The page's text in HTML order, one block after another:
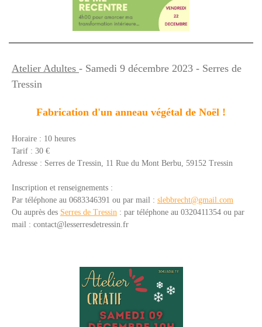
Atelier Adultes - Samedi 9 décembre 2023 - Serres de
Tressin
Fabrication d'un anneau végétal de Noël !
Horaire : 10 heures
Tarif : 30 €
Adresse : Serres de Tressin, 11 Rue du Mont Berbu, 59152 Tressin
Inscription et renseignements :
Par téléphone au 0683346391 ou par mail : slebbrecht@gmail.com
Ou auprès des Serres de Tressin : par téléphone au 0320411354 ou par
mail : contact@lesserresdetressin.fr